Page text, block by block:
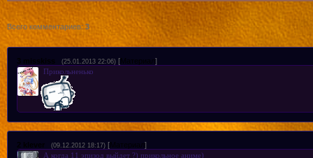
Монстр за соседней партой 8 серия
Монстр за соседней партой 11 серия
Всего комментариев: 3
3 misskiss (25.01.2013 22:06) [Материал ]
Прикольненько
2 klever (09.12.2012 18:17) [Материал ]
А когда 11 эпизод выйдет ?) прикольное аниме)